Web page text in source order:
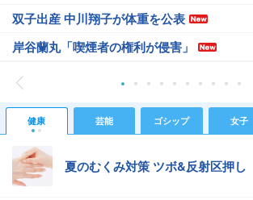
双子出産 中川翔子が体重を公表
岸谷蘭丸「喫煙者の権利が侵害」
健康 芸能 ゴシップ 女子
夏のむくみ対策 ツボ&反射区押し